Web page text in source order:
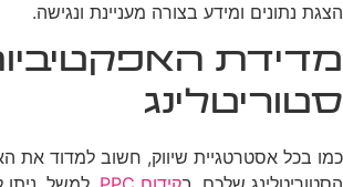
הצגת נתונים ומידע בצורה מעניינת ונגישה.
מדידת
סטוריטלינג
כמו בכל אסטרטגיית שיווק, חשוב למדוד את